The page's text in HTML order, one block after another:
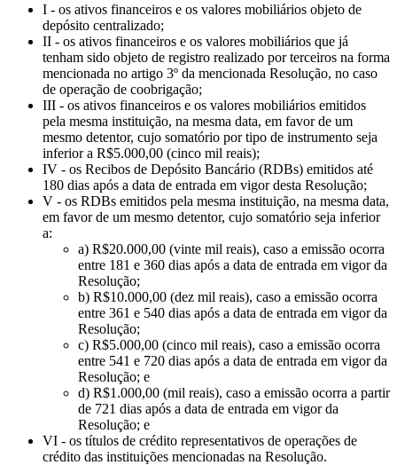
I - os ativos financeiros e os valores mobiliários objeto de
depósito centralizado;
II - os ativos financeiros e os valores mobiliários que já
tenham sido objeto de registro realizado por terceiros na forma
mencionada no artigo 3º da mencionada Resolução, no caso
de operação de coobrigação;
III - os ativos financeiros e os valores mobiliários emitidos
pela mesma instituição, na mesma data, em favor de um
mesmo detentor, cujo somatório por tipo de instrumento seja
inferior a R$5.000,00 (cinco mil reais);
IV - os Recibos de Depósito Bancário (RDBs) emitidos até
180 dias após a data de entrada em vigor desta Resolução;
V - os RDBs emitidos pela mesma instituição, na mesma data,
em favor de um mesmo detentor, cujo somatório seja inferior
a:
a) R$20.000,00 (vinte mil reais), caso a emissão ocorra
entre 181 e 360 dias após a data de entrada em vigor da
Resolução;
b) R$10.000,00 (dez mil reais), caso a emissão ocorra
entre 361 e 540 dias após a data de entrada em vigor da
Resolução;
c) R$5.000,00 (cinco mil reais), caso a emissão ocorra
entre 541 e 720 dias após a data de entrada em vigor da
Resolução; e
d) R$1.000,00 (mil reais), caso a emissão ocorra a partir
de 721 dias após a data de entrada em vigor da
Resolução; e
VI - os títulos de crédito representativos de operações de
crédito das instituições mencionadas na Resolução.